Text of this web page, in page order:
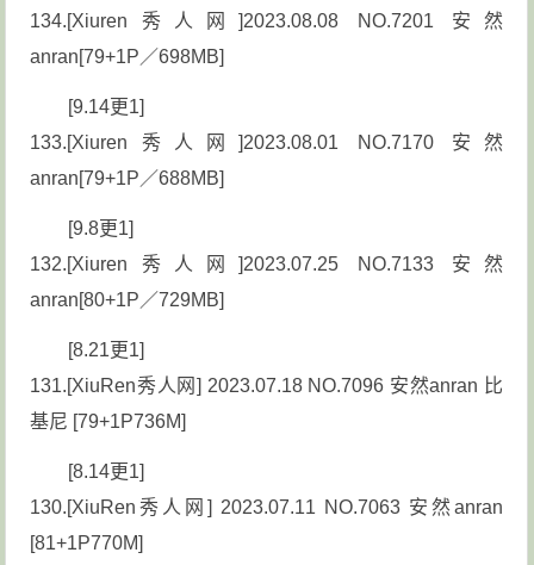
134.[Xiuren秀人网]2023.08.08 NO.7201 安然
anran[79+1P／698MB]
[9.14更1]
133.[Xiuren秀人网]2023.08.01 NO.7170 安然
anran[79+1P／688MB]
[9.8更1]
132.[Xiuren秀人网]2023.07.25 NO.7133 安然
anran[80+1P／729MB]
[8.21更1]
131.[XiuRen秀人网] 2023.07.18 NO.7096 安然anran 比
基尼 [79+1P736M]
[8.14更1]
130.[XiuRen秀人网] 2023.07.11 NO.7063 安然anran
[81+1P770M]